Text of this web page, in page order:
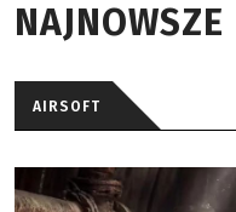
NAJNOWSZE
AIRSOFT